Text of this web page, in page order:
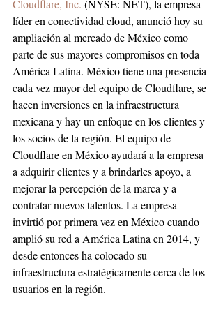
Cloudflare, Inc. (NYSE: NET), la empresa
líder en conectividad cloud, anunció hoy su
ampliación al mercado de México como
parte de sus mayores compromisos en toda
América Latina. México tiene una presencia
cada vez mayor del equipo de Cloudflare, se
hacen inversiones en la infraestructura
mexicana y hay un enfoque en los clientes y
los socios de la región. El equipo de
Cloudflare en México ayudará a la empresa
a adquirir clientes y a brindarles apoyo, a
mejorar la percepción de la marca y a
contratar nuevos talentos. La empresa
invirtió por primera vez en México cuando
amplió su red a América Latina en 2014, y
desde entonces ha colocado su
infraestructura estratégicamente cerca de los
usuarios en la región.